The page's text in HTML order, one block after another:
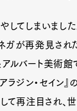
てしまいまし
ガが再発見さ
ルバート美術館
ジン・セイン
て再注目され